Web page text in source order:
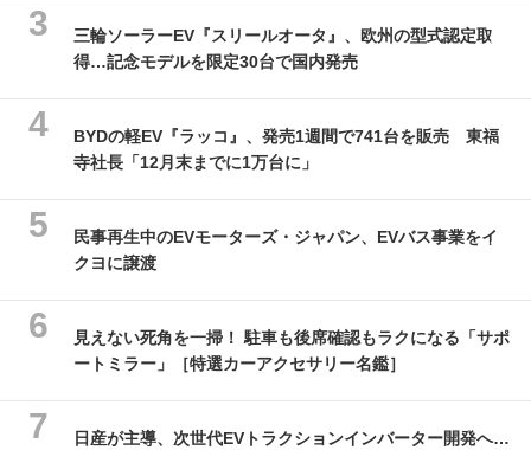
三輪ソーラーEV『スリールオータ』、欧州の型式認定取
得…記念モデルを限定30台で国内発売
BYDの軽EV『ラッコ』、発売1週間で741台を販売 東福
寺社長「12月末までに1万台に」
民事再生中のEVモーターズ・ジャパン、EVバス事業をイ
クヨに譲渡
見えない死角を一掃！ 駐車も後席確認もラクになる「サポ
ートミラー」［特選カーアクセサリー名鑑］
日産が主導、次世代EVトラクションインバーター開発へ…